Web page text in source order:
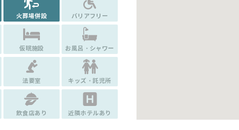
火葬場併設 バリアフリー
仮眠施設 お風呂・シャワー
法要室 キッズ・託児所
飲食店あり 近隣ホテルあり